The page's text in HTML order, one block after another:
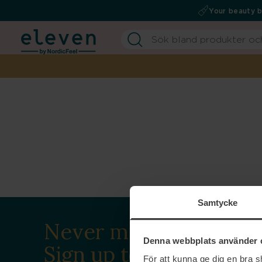
Samtycke
Denna webbplats använder
För att kunna ge dig en bra
Your beauty
Never miss a beat.
Sign up to our